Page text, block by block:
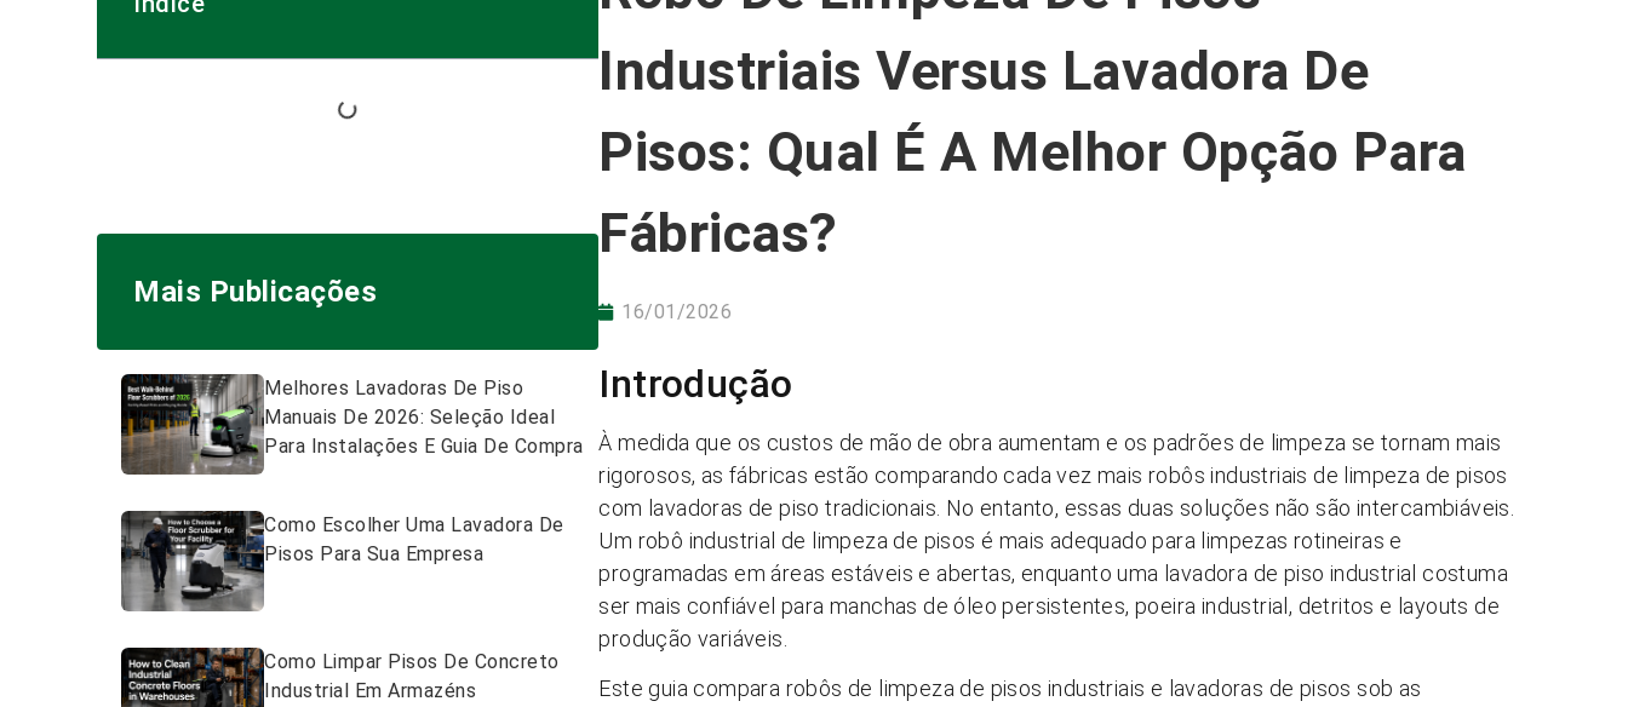
Mais Publicações
Melhores Lavadoras De Piso
Manuais De 2026: Seleção Ideal
Para Instalações E Guia De Compra
Como Escolher Uma Lavadora De
Pisos Para Sua Empresa
Como Limpar Pisos De Concreto
Industrial Em Armazéns
Industriais Versus Lavadora De
Pisos: Qual É A Melhor Opção Para
Fábricas?
16/01/2026
Introdução
À medida que os custos de mão de obra aumentam e os padrões de limpeza se tornam mais
rigorosos, as fábricas estão comparando cada vez mais robôs industriais de limpeza de pisos
com lavadoras de piso tradicionais. No entanto, essas duas soluções não são intercambiáveis.
Um robô industrial de limpeza de pisos é mais adequado para limpezas rotineiras e
programadas em áreas estáveis e abertas, enquanto uma lavadora de piso industrial costuma
ser mais confiável para manchas de óleo persistentes, poeira industrial, detritos e layouts de
produção variáveis.
Este guia compara robôs de limpeza de pisos industriais e lavadoras de pisos sob as